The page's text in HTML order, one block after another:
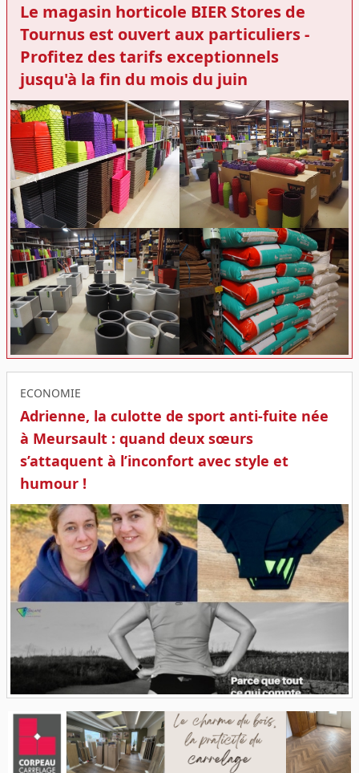
Le magasin horticole BIER Stores de
Tournus est ouvert aux particuliers -
Profitez des tarifs exceptionnels
jusqu'à la fin du mois du juin
ECONOMIE
Adrienne, la culotte de sport anti-fuite née
à Meursault : quand deux sœurs
s’attaquent à l’inconfort avec style et
humour !